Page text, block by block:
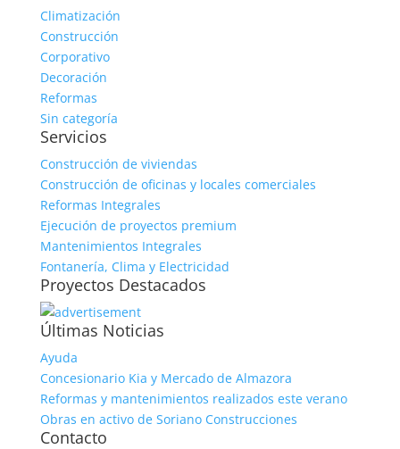
Climatización
Construcción
Corporativo
Decoración
Reformas
Sin categoría
Servicios
Construcción de viviendas
Construcción de oficinas y locales comerciales
Reformas Integrales
Ejecución de proyectos premium
Mantenimientos Integrales
Fontanería, Clima y Electricidad
Proyectos Destacados
Últimas Noticias
Ayuda
Concesionario Kia y Mercado de Almazora
Reformas y mantenimientos realizados este verano
Obras en activo de Soriano Construcciones
Contacto